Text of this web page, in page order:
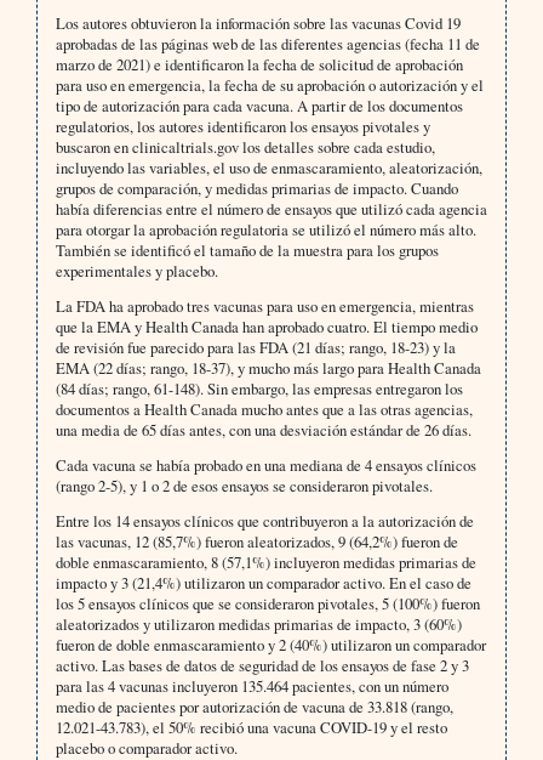
Los autores obtuvieron la información sobre las vacunas Covid 19
aprobadas de las páginas web de las diferentes agencias (fecha 11 de
marzo de 2021) e identificaron la fecha de solicitud de aprobación
para uso en emergencia, la fecha de su aprobación o autorización y el
tipo de autorización para cada vacuna. A partir de los documentos
regulatorios, los autores identificaron los ensayos pivotales y
buscaron en clinicaltrials.gov los detalles sobre cada estudio,
incluyendo las variables, el uso de enmascaramiento, aleatorización,
grupos de comparación, y medidas primarias de impacto. Cuando
había diferencias entre el número de ensayos que utilizó cada agencia
para otorgar la aprobación regulatoria se utilizó el número más alto.
También se identificó el tamaño de la muestra para los grupos
experimentales y placebo.
La FDA ha aprobado tres vacunas para uso en emergencia, mientras
que la EMA y Health Canada han aprobado cuatro. El tiempo medio
de revisión fue parecido para las FDA (21 días; rango, 18-23) y la
EMA (22 días; rango, 18-37), y mucho más largo para Health Canada
(84 días; rango, 61-148). Sin embargo, las empresas entregaron los
documentos a Health Canada mucho antes que a las otras agencias,
una media de 65 días antes, con una desviación estándar de 26 días.
Cada vacuna se había probado en una mediana de 4 ensayos clínicos
(rango 2-5), y 1 o 2 de esos ensayos se consideraron pivotales.
Entre los 14 ensayos clínicos que contribuyeron a la autorización de
las vacunas, 12 (85,7%) fueron aleatorizados, 9 (64,2%) fueron de
doble enmascaramiento, 8 (57,1%) incluyeron medidas primarias de
impacto y 3 (21,4%) utilizaron un comparador activo. En el caso de
los 5 ensayos clínicos que se consideraron pivotales, 5 (100%) fueron
aleatorizados y utilizaron medidas primarias de impacto, 3 (60%)
fueron de doble enmascaramiento y 2 (40%) utilizaron un comparador
activo. Las bases de datos de seguridad de los ensayos de fase 2 y 3
para las 4 vacunas incluyeron 135.464 pacientes, con un número
medio de pacientes por autorización de vacuna de 33.818 (rango,
12.021-43.783), el 50% recibió una vacuna COVID-19 y el resto
placebo o comparador activo.